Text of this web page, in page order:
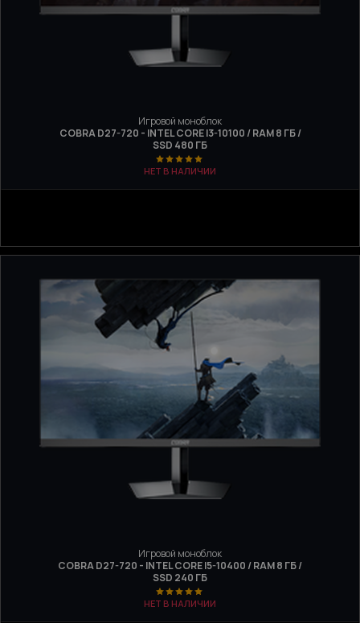
Игровой моноблок
COBRA D27-720 - INTEL CORE I3-10100 / RAM 8 ГБ /
SSD 480 ГБ
НЕТ В НАЛИЧИИ
Игровой моноблок
COBRA D27-720 - INTEL CORE I5-10400 / RAM 8 ГБ /
SSD 240 ГБ
НЕТ В НАЛИЧИИ